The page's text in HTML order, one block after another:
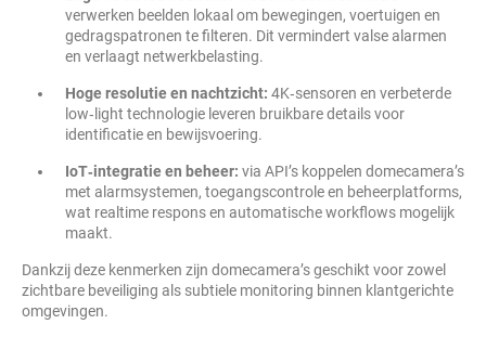
verwerken beelden lokaal om bewegingen, voertuigen en
gedragspatronen te filteren. Dit vermindert valse alarmen
en verlaagt netwerkbelasting.
Hoge resolutie en nachtzicht: 4K‑sensoren en verbeterde
low‑light technologie leveren bruikbare details voor
identificatie en bewijsvoering.
IoT‑integratie en beheer: via API’s koppelen domecamera’s
met alarmsystemen, toegangscontrole en beheerplatforms,
wat realtime respons en automatische workflows mogelijk
maakt.
Dankzij deze kenmerken zijn domecamera’s geschikt voor zowel
zichtbare beveiliging als subtiele monitoring binnen klantgerichte
omgevingen.